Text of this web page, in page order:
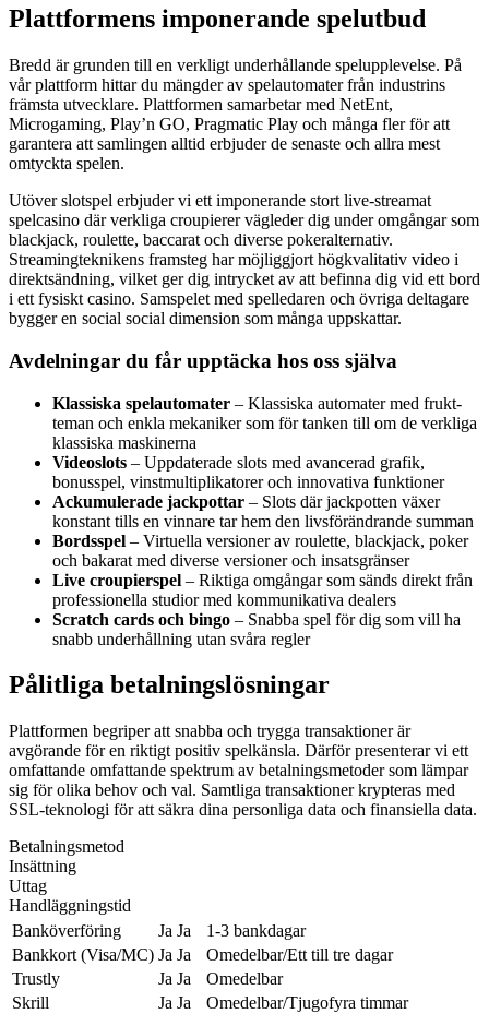
Plattformens imponerande spelutbud
Bredd är grunden till en verkligt underhållande spelupplevelse. På
vår plattform hittar du mängder av spelautomater från industrins
främsta utvecklare. Plattformen samarbetar med NetEnt,
Microgaming, Play’n GO, Pragmatic Play och många fler för att
garantera att samlingen alltid erbjuder de senaste och allra mest
omtyckta spelen.
Utöver slotspel erbjuder vi ett imponerande stort live-streamat
spelcasino där verkliga croupierer vägleder dig under omgångar som
blackjack, roulette, baccarat och diverse pokeralternativ.
Streamingteknikens framsteg har möjliggjort högkvalitativ video i
direktsändning, vilket ger dig intrycket av att befinna dig vid ett bord
i ett fysiskt casino. Samspelet med spelledaren och övriga deltagare
bygger en social social dimension som många uppskattar.
Avdelningar du får upptäcka hos oss själva
Klassiska spelautomater – Klassiska automater med frukt-
teman och enkla mekaniker som för tanken till om de verkliga
klassiska maskinerna
Videoslots – Uppdaterade slots med avancerad grafik,
bonusspel, vinstmultiplikatorer och innovativa funktioner
Ackumulerade jackpottar – Slots där jackpotten växer
konstant tills en vinnare tar hem den livsförändrande summan
Bordsspel – Virtuella versioner av roulette, blackjack, poker
och bakarat med diverse versioner och insatsgränser
Live croupierspel – Riktiga omgångar som sänds direkt från
professionella studior med kommunikativa dealers
Scratch cards och bingo – Snabba spel för dig som vill ha
snabb underhållning utan svåra regler
Pålitliga betalningslösningar
Plattformen begriper att snabba och trygga transaktioner är
avgörande för en riktigt positiv spelkänsla. Därför presenterar vi ett
omfattande omfattande spektrum av betalningsmetoder som lämpar
sig för olika behov och val. Samtliga transaktioner krypteras med
SSL-teknologi för att säkra dina personliga data och finansiella data.
Betalningsmetod
Insättning
Uttag
Handläggningstid
Banköverföring
Ja Ja
1-3 bankdagar
Bankkort (Visa/MC) Ja Ja
Omedelbar/Ett till tre dagar
Trustly
Ja Ja
Omedelbar
Skrill
Ja Ja
Omedelbar/Tjugofyra timmar